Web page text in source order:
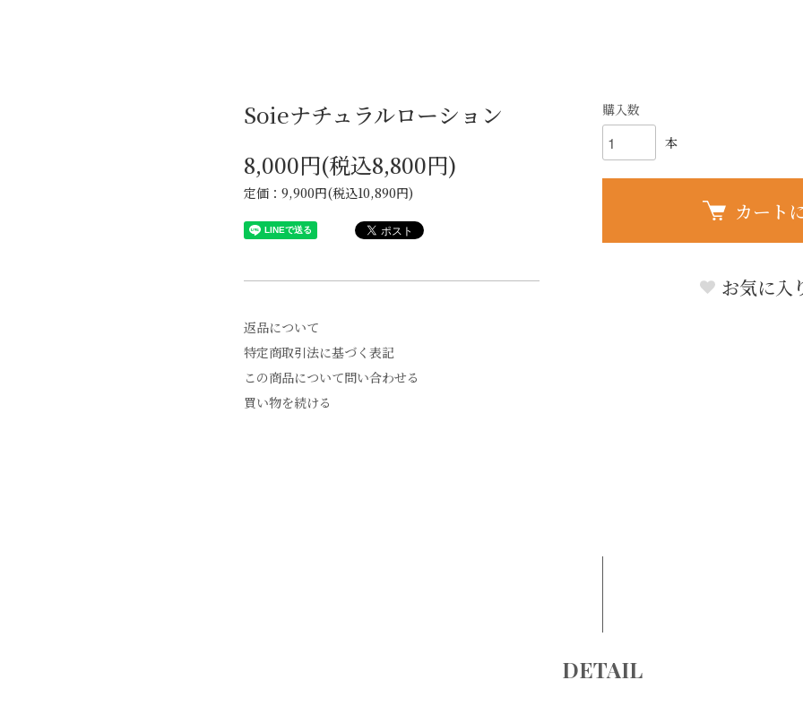
Soieナチュラルローション
8,000円(税込8,800円)
定価：9,900円(税込10,890円)
返品について
特定商取引法に基づく表記
この商品について問い合わせる
買い物を続ける
購入数
本
カート
お気に入
DETAIL